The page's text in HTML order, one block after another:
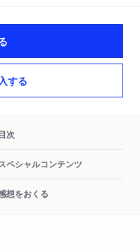
する
次
ペシャルコンテンツ
想をおくる